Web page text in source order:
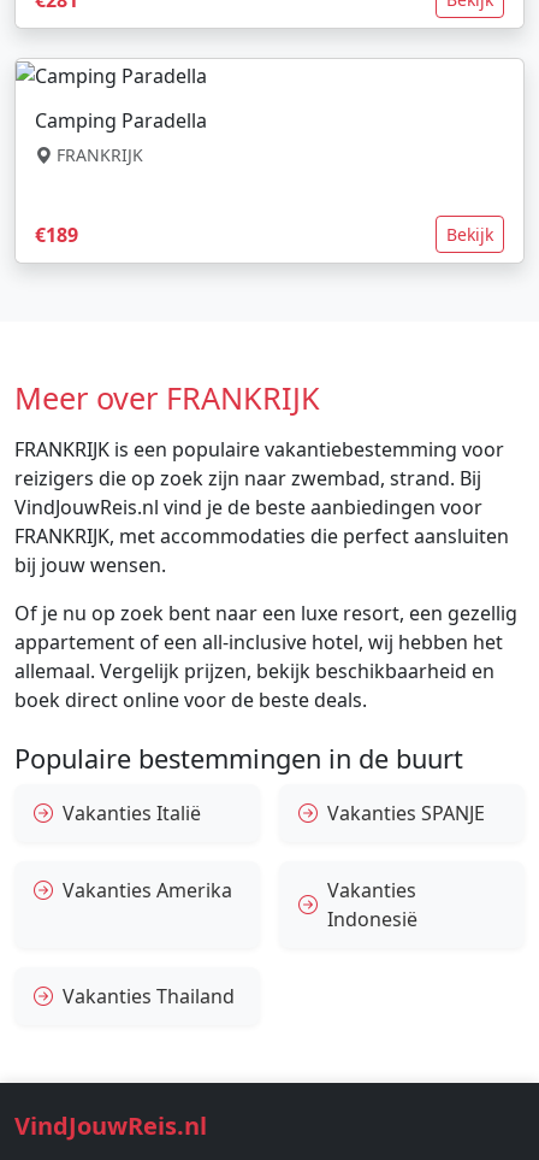
Camping Paradella
FRANKRIJK
€189 Bekijk
Meer over FRANKRIJK
FRANKRIJK is een populaire vakantiebestemming voor
reizigers die op zoek zijn naar zwembad, strand. Bij
VindJouwReis.nl vind je de beste aanbiedingen voor
FRANKRIJK, met accommodaties die perfect aansluiten
bij jouw wensen.
Of je nu op zoek bent naar een luxe resort, een gezellig
appartement of een all-inclusive hotel, wij hebben het
allemaal. Vergelijk prijzen, bekijk beschikbaarheid en
boek direct online voor de beste deals.
Populaire bestemmingen in de buurt
Vakanties Italië Vakanties SPANJE
Vakanties Amerika
Vakanties
Indonesië
Vakanties Thailand
VindJouwReis.nl